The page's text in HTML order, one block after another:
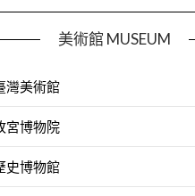
美術館 MUSEUM
灣美術館
宮博物院
史博物館